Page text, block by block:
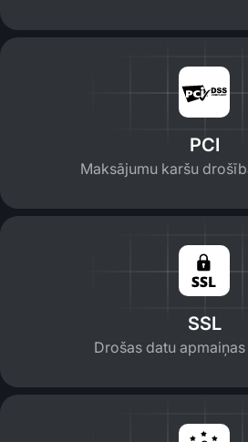
PCI
Maksājumu karšu
SSL
Drošas datu